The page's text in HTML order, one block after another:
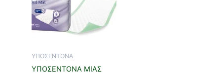
ΥΠΟΣΕΝΤΟΝΑ
ΥΠΟΣΕΝΤΟΝΑ ΜΙΑΣ